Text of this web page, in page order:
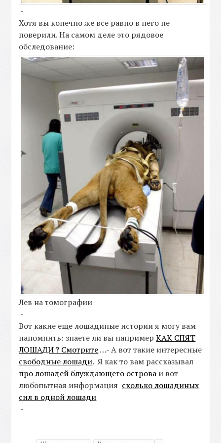
-
Хотя вы конечно же все равно в него не
поверили. На самом деле это рядовое
обследование:
Лев на томографии
-
Вот какие еще лошадиные истории я могу вам
напомнить: знаете ли вы напримерКАК СПЯТ
ЛОШАДИ ? Смотрите…- А вот такие интересные
свободные лошади. Я как то вам рассказывал
про лошадей блуждающего острова и вот
любопытная информация сколько лошадиных
сил в одной лошади
-